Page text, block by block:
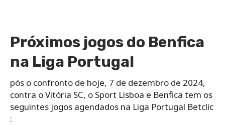
Próximos jogos do Benfica
na Liga Portugal
pós o confronto de hoje, 7 de dezembro de 2024,
contra o Vitória SC, o Sport Lisboa e Benfica tem os
seguintes jogos agendados na Liga Portugal Betclic
: